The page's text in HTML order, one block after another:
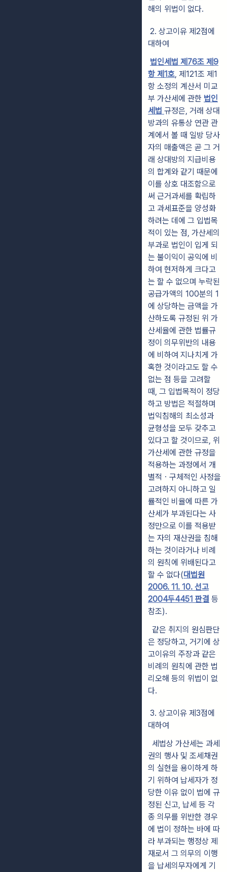
해의 위법이 없다.
2. 상고이유 제2점에
대하여
법인세법 제76조 제9
항 제1호, 제121조 제1
항 소정의 계산서 미교
부 가산세에 관한 법인
세법 규정은, 거래 상대
방과의 유통상 연관 관
계에서 볼 때 일방 당사
자의 매출액은 곧 그 거
래 상대방의 지급비용
의 합계와 같기 때문에
이를 상호 대조함으로
써 근거과세를 확립하
고 과세표준을 양성화
하려는 데에 그 입법목
적이 있는 점, 가산세의
부과로 법인이 입게 되
는 불이익이 공익에 비
하여 현저하게 크다고
는 할 수 없으며 누락된
공급가액의 100분의 1
에 상당하는 금액을 가
산하도록 규정된 위 가
산세율에 관한 법률규
정이 의무위반의 내용
에 비하여 지나치게 가
혹한 것이라고도 할 수
없는 점 등을 고려할
때, 그 입법목적이 정당
하고 방법은 적절하며
법익침해의 최소성과
균형성을 모두 갖추고
있다고 할 것이므로, 위
가산세에 관한 규정을
적용하는 과정에서 개
별적ㆍ구체적인 사정을
고려하지 아니하고 일
률적인 비율에 따른 가
산세가 부과된다는 사
정만으로 이를 적용받
는 자의 재산권을 침해
하는 것이라거나 비례
의 원칙에 위배된다고
할 수 없다(대법원
2006. 11. 10. 선고
2004두4451 판결 등
참조).
같은 취지의 원심판단
은 정당하고, 거기에 상
고이유의 주장과 같은
비례의 원칙에 관한 법
리오해 등의 위법이 없
다.
3. 상고이유 제3점에
대하여
세법상 가산세는 과세
권의 행사 및 조세채권
의 실현을 용이하게 하
기 위하여 납세자가 정
당한 이유 없이 법에 규
정된 신고, 납세 등 각
종 의무를 위반한 경우
에 법이 정하는 바에 따
라 부과되는 행정상 제
재로서 그 의무의 이행
을 납세의무자에게 기